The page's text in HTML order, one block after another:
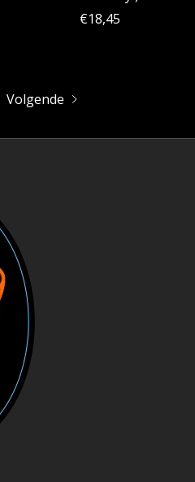
€18,45
Volgende